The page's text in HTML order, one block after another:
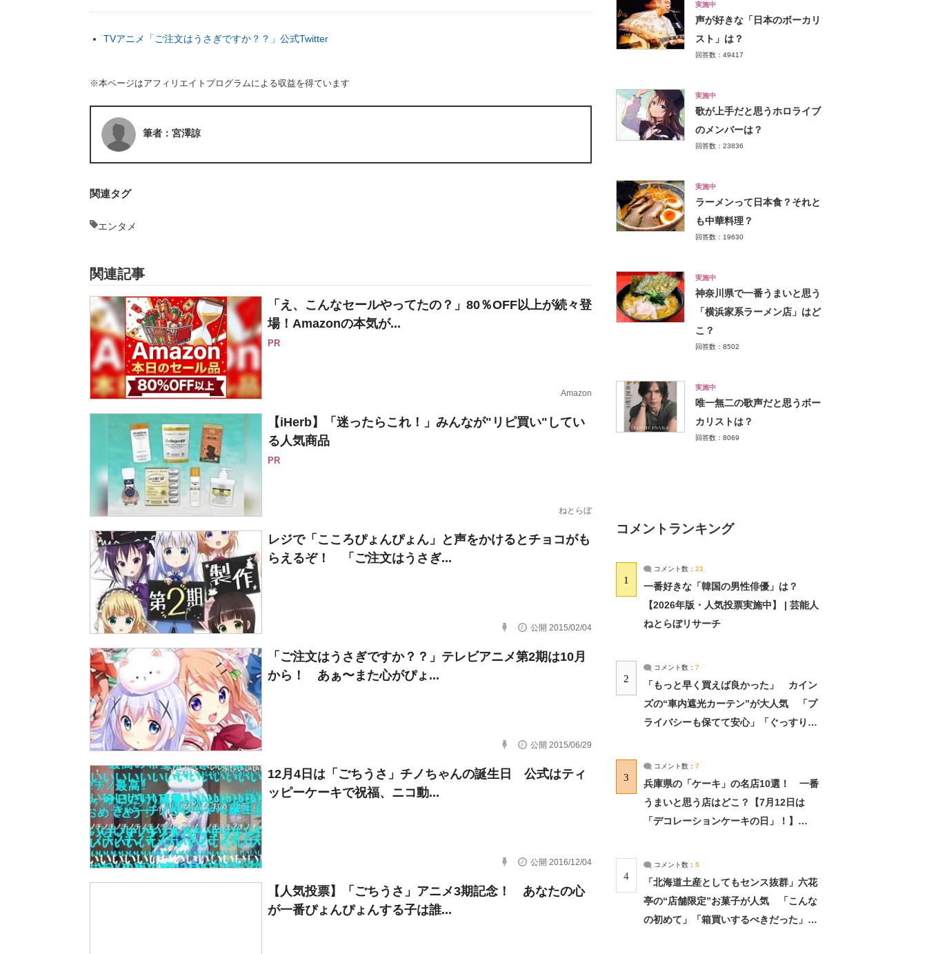
TVアニメ「ご注文はうさぎですか？？」公式Twitter
※本ページはアフィリエイトプログラムによる収益を得ています
筆者：宮澤諒
関連タグ
エンタメ
関連記事
「え、こんなセールやってたの？」80％OFF以上が続々登
場！Amazonの本気が...
PR
Amazon
【iHerb】「迷ったらこれ！」みんなが"リピ買い"してい
る人気商品
PR
ねとらぼ
レジで「こころぴょんぴょん」と声をかけるとチョコがも
らえるぞ！ 「ご注文はうさぎ...
公開 2015/02/04
「ご注文はうさぎですか？？」テレビアニメ第2期は10月
から！ あぁ〜また心がぴょ...
公開 2015/06/29
12月4日は「ごちうさ」チノちゃんの誕生日 公式はティ
ッピーケーキで祝福、ニコ動...
公開 2016/12/04
【人気投票】「ごちうさ」アニメ3期記念！ あなたの心
が一番ぴょんぴょんする子は誰...
実施中
声が好きな「日本のボーカリ
スト」は？
回答数：49417
実施中
歌が上手だと思うホロライブ
のメンバーは？
回答数：23836
実施中
ラーメンって日本食？それと
も中華料理？
回答数：19630
実施中
神奈川県で一番うまいと思う
「横浜家系ラーメン店」はど
こ？
回答数：8502
実施中
唯一無二の歌声だと思うボー
カリストは？
回答数：8069
コメントランキング
1
コメント数： 21
一番好きな「韓国の男性俳優」は？
【2026年版・人気投票実施中】 | 芸能人
ねとらぼリサーチ
2
コメント数： 7
「もっと早く買えば良かった」 カイン
ズの“車内遮光カーテン”が大人気 「プ
ライバシーも保てて安心」「ぐっすり眠
3
コメント数： 7
兵庫県の「ケーキ」の名店10選！ 一番
うまいと思う店はどこ？【7月12日は
「デコレーションケーキの日」！】
4
コメント数： 5
「北海道土産としてもセンス抜群」六花
亭の“店舗限定”お菓子が人気 「こんな
の初めて」「箱買いするべきだった」